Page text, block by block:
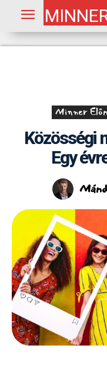
Minner
Közösségi
Egy